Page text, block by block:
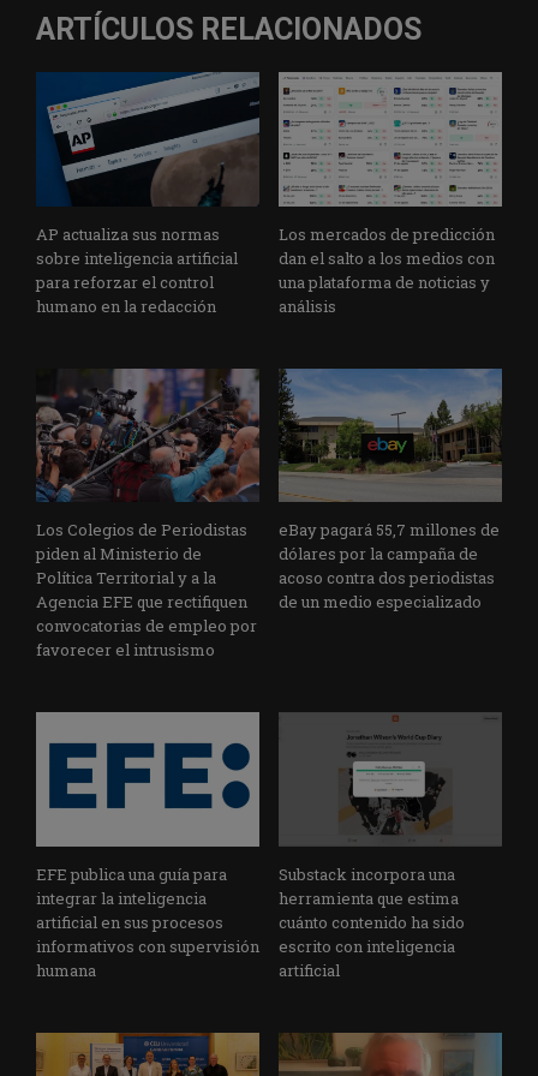
ARTÍCULOS RELACIONADOS
AP actualiza sus normas
sobre inteligencia artificial
para reforzar el control
humano en la redacción
Los mercados de predicción
dan el salto a los medios con
una plataforma de noticias y
análisis
Los Colegios de Periodistas
piden al Ministerio de
Política Territorial y a la
Agencia EFE que rectifiquen
convocatorias de empleo por
favorecer el intrusismo
eBay pagará 55,7 millones de
dólares por la campaña de
acoso contra dos periodistas
de un medio especializado
EFE publica una guía para
integrar la inteligencia
artificial en sus procesos
informativos con supervisión
humana
Substack incorpora una
herramienta que estima
cuánto contenido ha sido
escrito con inteligencia
artificial